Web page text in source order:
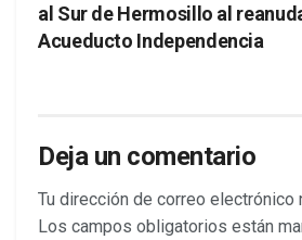
al Sur de Hermosillo al
Acueducto Independencia
Deja un comentario
Tu dirección de correo electrónico
Los campos obligatorios están